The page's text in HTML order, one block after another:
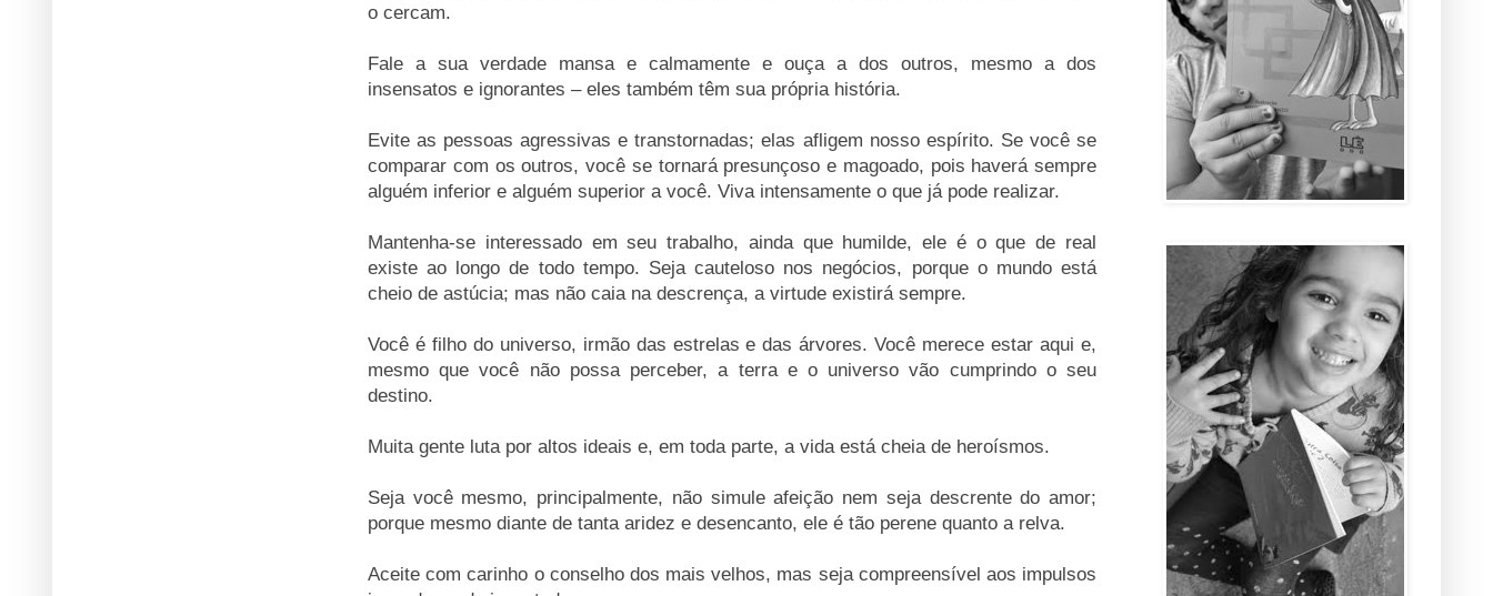
o cercam.
Fale a sua verdade mansa e calmamente e ouça a dos outros, mesmo a dos
insensatos e ignorantes – eles também têm sua própria história.
Evite as pessoas agressivas e transtornadas; elas afligem nosso espírito. Se você se
comparar com os outros, você se tornará presunçoso e magoado, pois haverá sempre
alguém inferior e alguém superior a você. Viva intensamente o que já pode realizar.
Mantenha-se interessado em seu trabalho, ainda que humilde, ele é o que de real
existe ao longo de todo tempo. Seja cauteloso nos negócios, porque o mundo está
cheio de astúcia; mas não caia na descrença, a virtude existirá sempre.
Você é filho do universo, irmão das estrelas e das árvores. Você merece estar aqui e,
mesmo que você não possa perceber, a terra e o universo vão cumprindo o seu
destino.
Muita gente luta por altos ideais e, em toda parte, a vida está cheia de heroísmos.
Seja você mesmo, principalmente, não simule afeição nem seja descrente do amor;
porque mesmo diante de tanta aridez e desencanto, ele é tão perene quanto a relva.
Aceite com carinho o conselho dos mais velhos, mas seja compreensível aos impulsos